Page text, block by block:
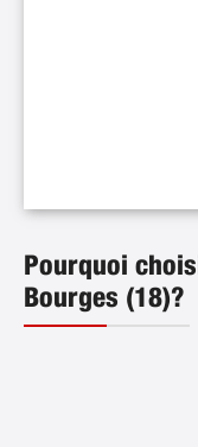
Pourquoi
Bourges (18)?